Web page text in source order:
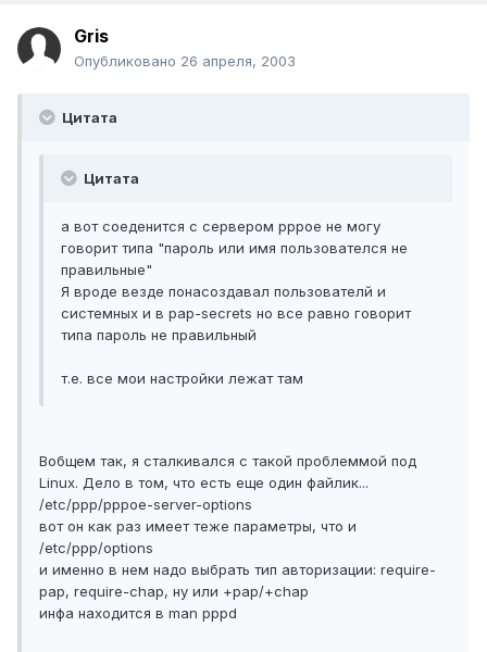
Gris
Опубликовано 26 апреля, 2003
Цитата
Цитата
а вот соеденится с сервером pppoe не могу
говорит типа "пароль или имя пользователся не
правильные"
Я вроде везде понасоздавал пользователй и
системных и в pap-secrets но все равно говорит
типа пароль не правильный
т.е. все мои настройки лежат там
Вобщем так, я сталкивался с такой проблеммой под
Linux. Дело в том, что есть еще один файлик...
/etc/ppp/pppoe-server-options
вот он как раз имеет теже параметры, что и
/etc/ppp/options
и именно в нем надо выбрать тип авторизации: require-
pap, require-chap, ну или +pap/+chap
инфа находится в man pppd